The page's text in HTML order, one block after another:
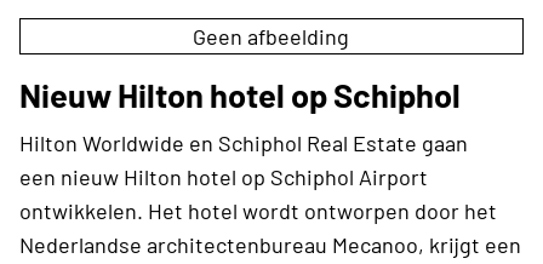
Geen afbeelding
Nieuw Hilton hotel op Schiphol
Hilton Worldwide en Schiphol Real Estate gaan
een nieuw Hilton hotel op Schiphol Airport
ontwikkelen. Het hotel wordt ontworpen door het
Nederlandse architectenbureau Mecanoo, krijgt een